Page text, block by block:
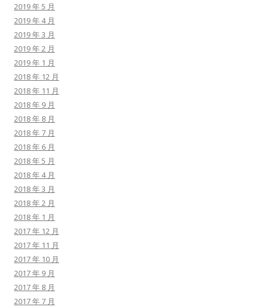
2019 年 5 月
2019 年 4 月
2019 年 3 月
2019 年 2 月
2019 年 1 月
2018 年 12 月
2018 年 11 月
2018 年 9 月
2018 年 8 月
2018 年 7 月
2018 年 6 月
2018 年 5 月
2018 年 4 月
2018 年 3 月
2018 年 2 月
2018 年 1 月
2017 年 12 月
2017 年 11 月
2017 年 10 月
2017 年 9 月
2017 年 8 月
2017 年 7 月